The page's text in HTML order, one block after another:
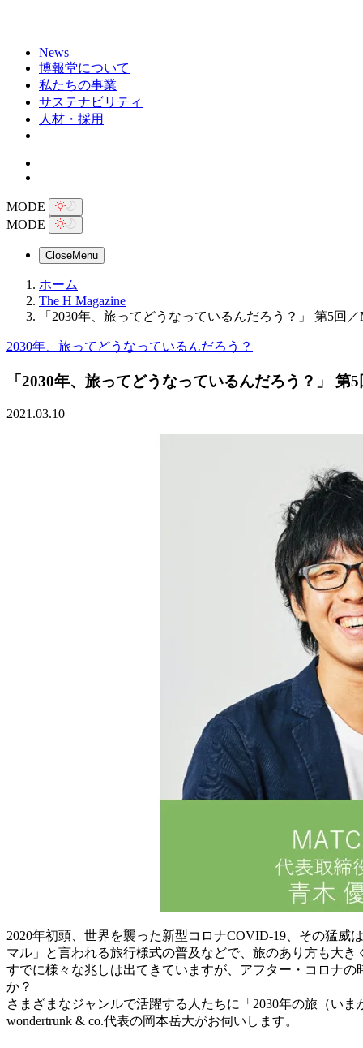
News
博報堂について
私たちの事業
サステナビリティ
人材・採用
MODE
MODE
CloseMenu
ホーム
The H Magazine
「2030年、旅ってどうなっているんだろう？」 第5回
2030年、旅ってどうなっているんだろう？
「2030年、旅ってどうなっているんだろう？」
2021.03.10
2020年初頭、世界を襲った新型コロナCOVID-19、その猛
マル」と言われる旅行様式の普及などで、旅のあり方も大き
すでに様々な兆しは出てきていますが、アフター・コロナ
か？
さまざまなジャンルで活躍する人たちに「2030年の旅（い
wondertrunk & co.代表の岡本岳大がお伺いします。